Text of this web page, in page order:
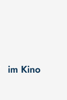
im Kino